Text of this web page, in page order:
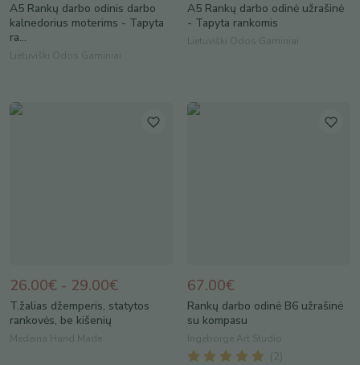
A5 Rankų darbo odinis darbo
kalnedorius moterims - Tapyta
ra...
Lietuviški Odos Gaminiai
A5 Rankų darbo odinė užrašinė
- Tapyta rankomis
Lietuviški Odos Gaminiai
26.00€ - 29.00€
T.žalias džemperis, statytos
rankovės, be kišenių
Medeina Hand Made
67.00€
Rankų darbo odinė B6 užrašinė
su kompasu
Ingeborge Art Studio
( 2